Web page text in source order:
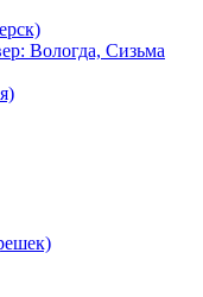
Вологда, Сизьма